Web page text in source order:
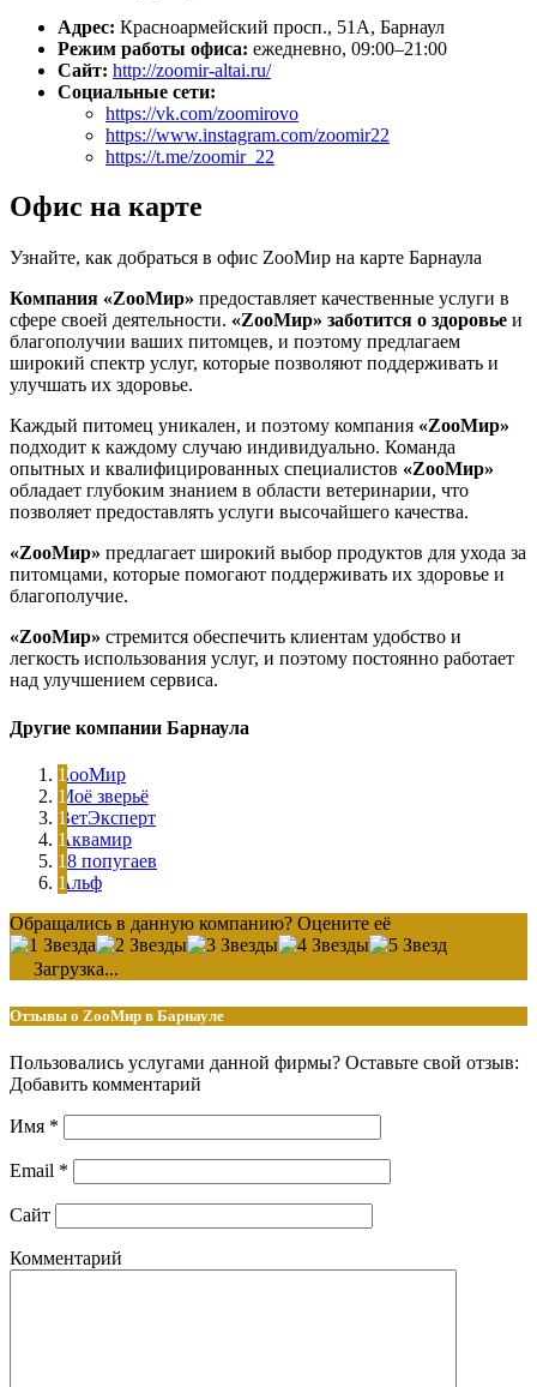
Адрес: Красноармейский просп., 51А, Барнаул
Режим работы офиса: ежедневно, 09:00–21:00
Сайт: http://zoomir-altai.ru/
Социальные сети:
https://vk.com/zoomirovo
https://www.instagram.com/zoomir22
https://t.me/zoomir_22
Офис на карте
Узнайте, как добраться в офис ZооМир на карте Барнаула
Компания «ZооМир» предоставляет качественные услуги в
сфере своей деятельности. «ZооМир» заботится о здоровье и
благополучии ваших питомцев, и поэтому предлагаем
широкий спектр услуг, которые позволяют поддерживать и
улучшать их здоровье.
Каждый питомец уникален, и поэтому компания «ZооМир»
подходит к каждому случаю индивидуально. Команда
опытных и квалифицированных специалистов «ZооМир»
обладает глубоким знанием в области ветеринарии, что
позволяет предоставлять услуги высочайшего качества.
«ZооМир» предлагает широкий выбор продуктов для ухода за
питомцами, которые помогают поддерживать их здоровье и
благополучие.
«ZооМир» стремится обеспечить клиентам удобство и
легкость использования услуг, и поэтому постоянно работает
над улучшением сервиса.
Другие компании Барнаула
ZooМир
Моё зверьё
ВетЭксперт
Аквамир
38 попугаев
Альф
Обращались в данную компанию? Оцените её
Загрузка...
Отзывы о ZооМир в Барнауле
Пользовались услугами данной фирмы? Оставьте свой отзыв:
Добавить комментарий
Имя *
Email *
Сайт
Комментарий